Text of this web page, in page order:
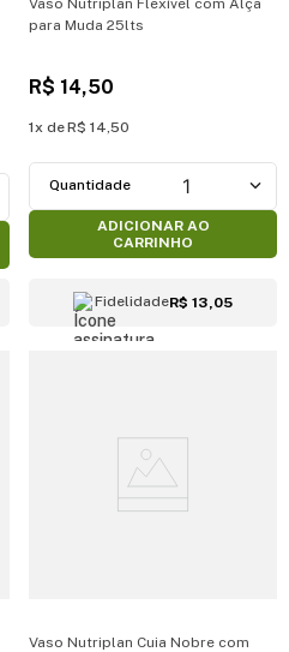
Vaso Nutriplan Flexível com Alça
para Muda 25lts
R$ 14,50
1 R$ 14,50
1
ADICIONAR AO
CARRINHO
FidelidadeR$ 13,05
Vaso Nutriplan Cuia Nobre com